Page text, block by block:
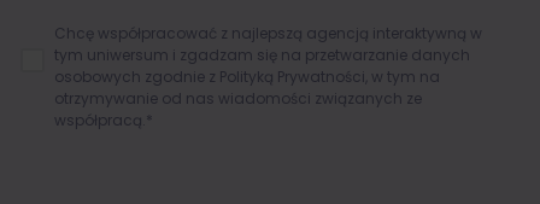
Chcę współpracować z najlepszą agencją interaktywną w
tym uniwersum i zgadzam się na przetwarzanie danych
osobowych zgodnie z Polityką Prywatności , w tym na
otrzymywanie od nas wiadomości związanych ze
współpracą.*